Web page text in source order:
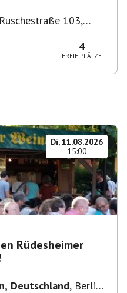
Ruschestraße 103,
4
FREIE PLÄTZE
Di, 11.08.2026
15:00
Rüdesheimer
Deutschland, Berlin-